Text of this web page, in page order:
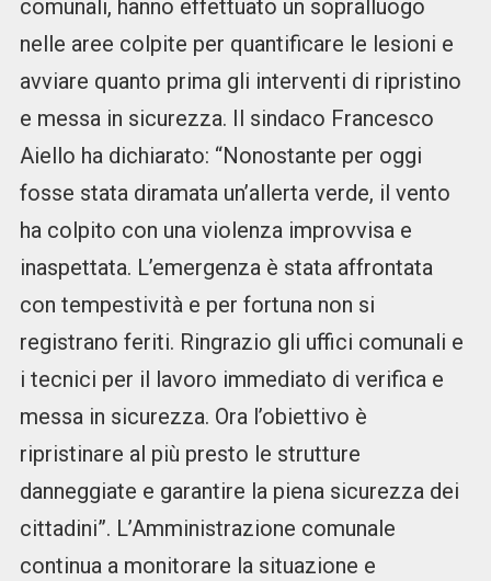
comunali, hanno effettuato un sopralluogo
nelle aree colpite per quantificare le lesioni e
avviare quanto prima gli interventi di ripristino
e messa in sicurezza. Il sindaco Francesco
Aiello ha dichiarato: “Nonostante per oggi
fosse stata diramata un’allerta verde, il vento
ha colpito con una violenza improvvisa e
inaspettata. L’emergenza è stata affrontata
con tempestività e per fortuna non si
registrano feriti. Ringrazio gli uffici comunali e
i tecnici per il lavoro immediato di verifica e
messa in sicurezza. Ora l’obiettivo è
ripristinare al più presto le strutture
danneggiate e garantire la piena sicurezza dei
cittadini”. L’Amministrazione comunale
continua a monitorare la situazione e